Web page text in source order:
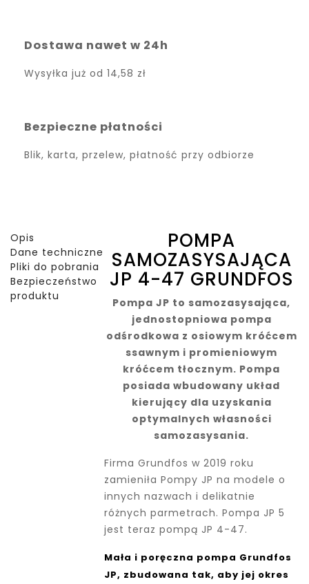
Dostawa nawet w 24h
Wysyłka już od 14,58 zł
Bezpieczne płatności
Blik, karta, przelew, płatność przy odbiorze
Opis
Dane techniczne
Pliki do pobrania
Bezpieczeństwo
produktu
POMPA
SAMOZASYSAJĄCA
JP 4-47 GRUNDFOS
Pompa JP to samozasysająca,
jednostopniowa pompa
odśrodkowa z osiowym króćcem
ssawnym i promieniowym
króćcem tłocznym. Pompa
posiada wbudowany układ
kierujący dla uzyskania
optymalnych własności
samozasysania.
Firma Grundfos w 2019 roku
zamieniła Pompy JP na modele o
innych nazwach i delikatnie
różnych parmetrach. Pompa JP 5
jest teraz pompą JP 4-47.
Mała i poręczna pompa Grundfos
JP, zbudowana tak, aby jej okres